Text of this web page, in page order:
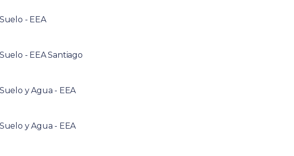
- EEA
- EEA Santiago
y Agua - EEA
y Agua - EEA